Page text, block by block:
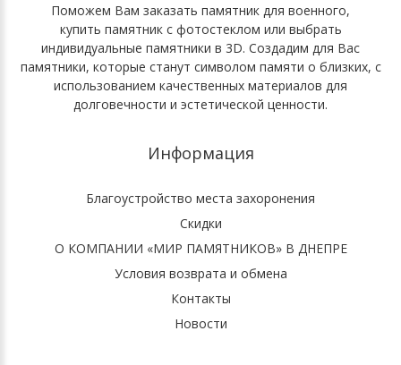
Поможем Вам заказать памятник для военного,
купить памятник с фотостеклом или выбрать
индивидуальные памятники в 3D. Cоздадим для Вас
памятники, которые станут символом памяти о близких, с
использованием качественных материалов для
долговечности и эстетической ценности.
Информация
Благоустройство места захоронения
Скидки
О КОМПАНИИ «МИР ПАМЯТНИКОВ» В ДНЕПРЕ
Условия возврата и обмена
Контакты
Новости